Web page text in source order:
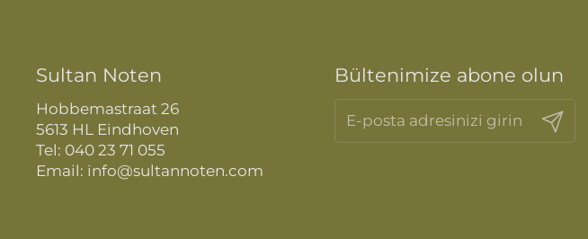
Sultan Noten
Hobbemastraat 26
5613 HL Eindhoven
Tel: 040 23 71 055
Email: info@sultannoten.com
Bültenimize abone olun
Gönder